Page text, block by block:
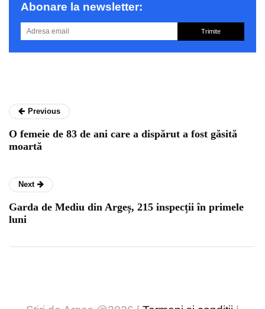
Abonare la newsletter:
Trimite
Previous
O femeie de 83 de ani care a dispărut a fost găsită
moartă
Next
Garda de Mediu din Argeș, 215 inspecții în primele
luni